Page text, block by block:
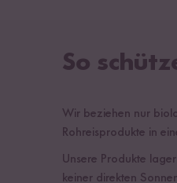
So
Wir beziehen nur
Rohreisprodukte in
Unsere Produkte
keiner direkten